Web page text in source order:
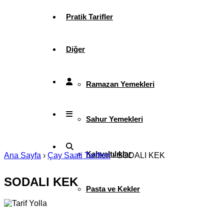
Pratik Tarifler
Diğer
Ramazan Yemekleri
Sahur Yemekleri
Kahvaltılıklar
Pasta ve Kekler
Ana Sayfa › Çay Saati Tarifleri›SODALI KEK
SODALI KEK